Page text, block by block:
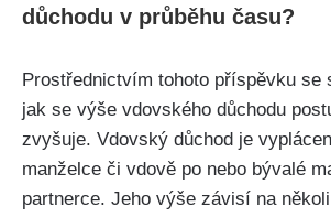
důchodu v průběhu času?
Prostřednictvím tohoto příspěvku se
jak se výše vdovského důchodu
zvyšuje. Vdovský důchod je
manželce či vdově po nebo bývalé
partnerce. Jeho výše závisí na